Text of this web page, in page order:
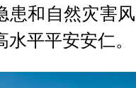
患和自然灾害
水平平安安仁。